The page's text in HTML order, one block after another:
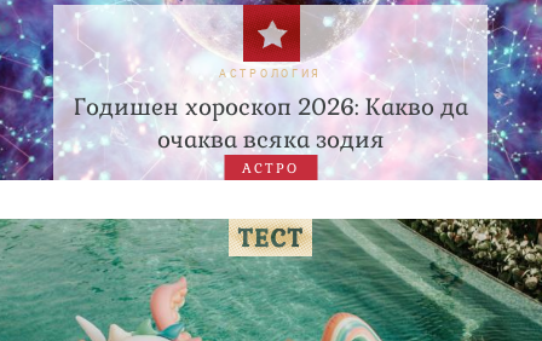
АСТРОЛОГИЯ
Годишен хороскоп 2026: Какво да
очаква всяка зодия
АСТРО